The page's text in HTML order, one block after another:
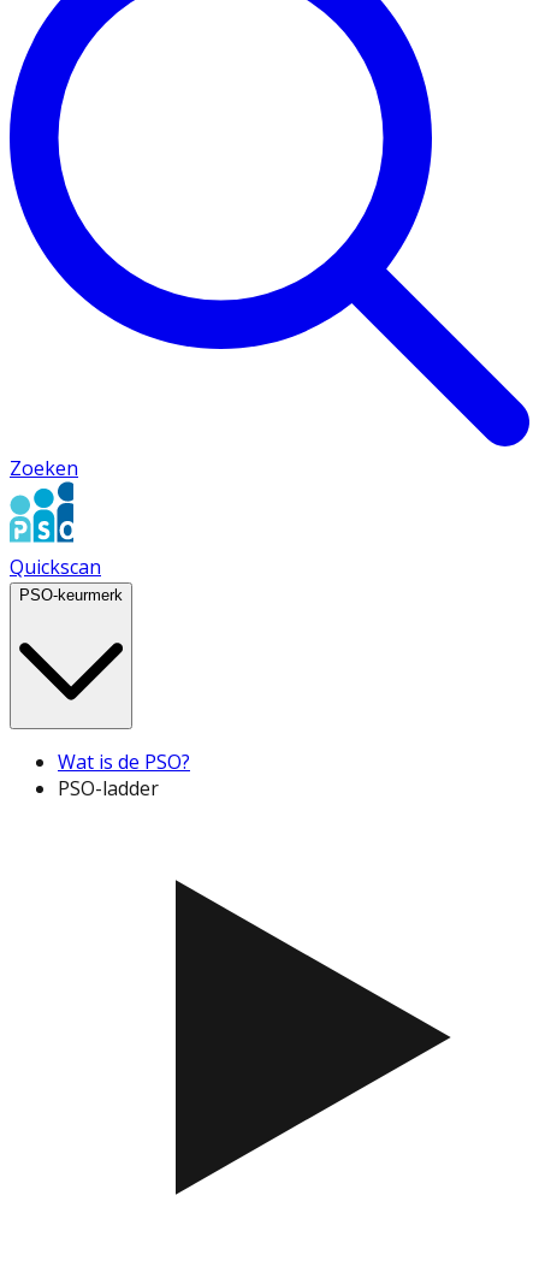
Zoeken
Quickscan
PSO-keurmerk
Wat is de PSO?
PSO-ladder